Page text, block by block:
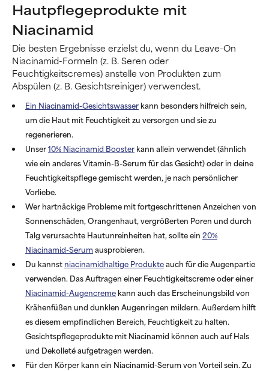
Hautpflegeprodukte mit
Niacinamid
Die besten Ergebnisse erzielst du, wenn du Leave-On
Niacinamid-Formeln (z. B. Seren oder
Feuchtigkeitscremes) anstelle von Produkten zum
Abspülen (z. B. Gesichtsreiniger) verwendest.
Ein Niacinamid-Gesichtswasser kann besonders hilfreich sein,
um die Haut mit Feuchtigkeit zu versorgen und sie zu
regenerieren.
Unser10% Niacinamid Booster kann allein verwendet (ähnlich
wie ein anderes Vitamin-B-Serum für das Gesicht) oder in deine
Feuchtigkeitspflege gemischt werden, je nach persönlicher
Vorliebe.
Wer hartnäckige Probleme mit fortgeschrittenen Anzeichen von
Sonnenschäden, Orangenhaut, vergrößerten Poren und durch
Talg verursachte Hautunreinheiten hat, sollte ein 20%
Niacinamid-Serum ausprobieren.
Du kannst niacinamidhaltige Produkteauch für die Augenpartie
verwenden. Das Auftragen einer Feuchtigkeitscreme oder einer
Niacinamid-Augencreme kann auch das Erscheinungsbild von
Krähenfüßen und dunklen Augenringen mildern. Außerdem hilft
es diesem empfindlichen Bereich, Feuchtigkeit zu halten.
Gesichtspflegeprodukte mit Niacinamid können auch auf Hals
und Dekolleté aufgetragen werden.
Für den Körper kann ein Niacinamid-Serum von Vorteil sein. Zu